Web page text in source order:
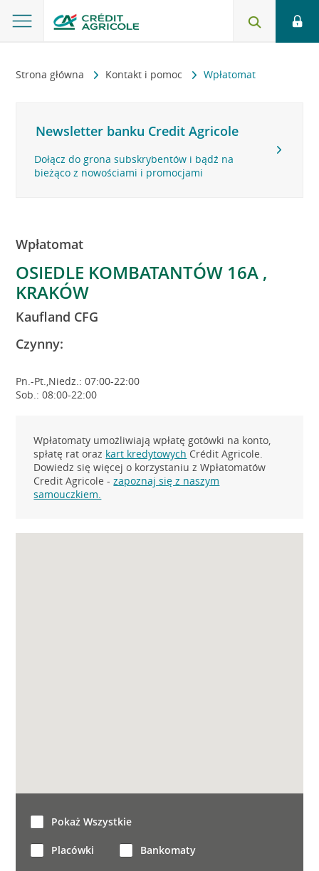
Strona główna Kontakt i pomoc Wpłatomat
Newsletter banku Credit Agricole
Dołącz do grona subskrybentów i bądź na
bieżąco z nowościami i promocjami
Wpłatomat
OSIEDLE KOMBATANTÓW 16A ,
KRAKÓW
Kaufland CFG
Czynny:
Pn.-Pt.,Niedz.: 07:00-22:00
Sob.: 08:00-22:00
Wpłatomaty umożliwiają wpłatę gotówki na konto,
spłatę rat oraz kart kredytowych Crédit Agricole.
Dowiedz się więcej o korzystaniu z Wpłatomatów
Credit Agricole -zapoznaj się z naszym
samouczkiem.
Pokaż Wszystkie
Placówki Bankomaty